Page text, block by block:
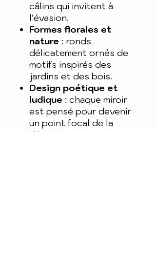
câlins qui invitent à
l’évasion.
Formes florales et
nature : ronds
délicatement ornés de
motifs inspirés des
jardins et des bois.
Design poétique et
ludique : chaque miroir
est pensé pour devenir
un point focal de la
décoration.